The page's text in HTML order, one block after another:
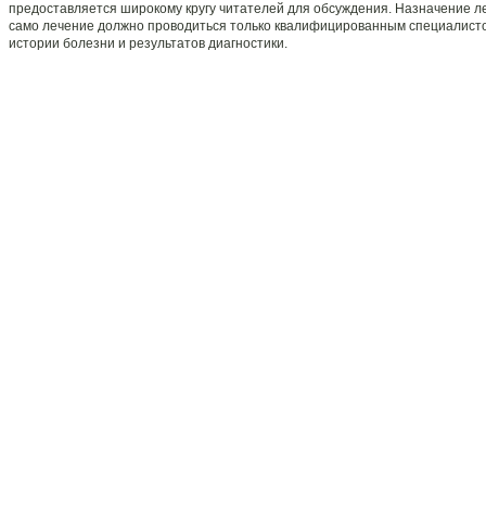
предоставляется широкому кругу читателей для обсуждения. Назначение
само лечение должно проводиться только квалифицированным
истории болезни и результатов диагностики.